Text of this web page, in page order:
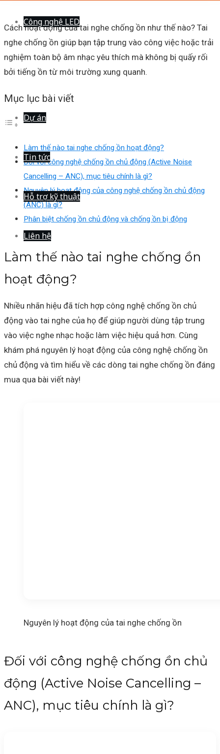
Công nghệ LED
Dự án
Tin tức
Hỗ trợ kỹ thuật
Liên hệ
Cách hoạt động của tai nghe chống ồn như thế nào? Tai
nghe chống ồn giúp bạn tập trung vào công việc hoặc trải
nghiệm toàn bộ âm nhạc yêu thích mà không bị quấy rối
bởi tiếng ồn từ môi trường xung quanh.
Mục lục bài viết
Làm thế nào tai nghe chống ồn hoạt động?
Đối với công nghệ chống ồn chủ động (Active Noise
Cancelling – ANC), mục tiêu chính là gì?
Nguyên lý hoạt động của công nghệ chống ồn chủ động
(ANC) là gì?
Phân biệt chống ồn chủ động và chống ồn bị động
Làm thế nào tai nghe chống ồn
hoạt động?
Nhiều nhãn hiệu đã tích hợp công nghệ chống ồn chủ
động vào tai nghe của họ để giúp người dùng tập trung
vào việc nghe nhạc hoặc làm việc hiệu quả hơn. Cùng
khám phá nguyên lý hoạt động của công nghệ chống ồn
chủ động và tìm hiểu về các dòng tai nghe chống ồn đáng
mua qua bài viết này!
Nguyên lý hoạt động của tai nghe chống ồn
Đối với công nghệ chống ồn chủ
động (Active Noise Cancelling –
ANC), mục tiêu chính là gì?